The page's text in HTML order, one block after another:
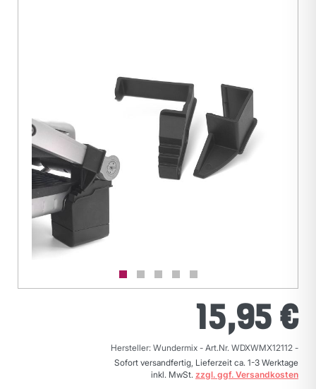
15,95 €
Hersteller: Wundermix - Art.Nr. WDXWMX12112 -
Sofort versandfertig, Lieferzeit ca. 1-3 Werktage
inkl. MwSt. zzgl. ggf. Versandkosten